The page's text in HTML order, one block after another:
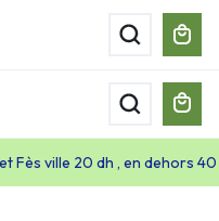
Fès ville 20 dh , en dehors